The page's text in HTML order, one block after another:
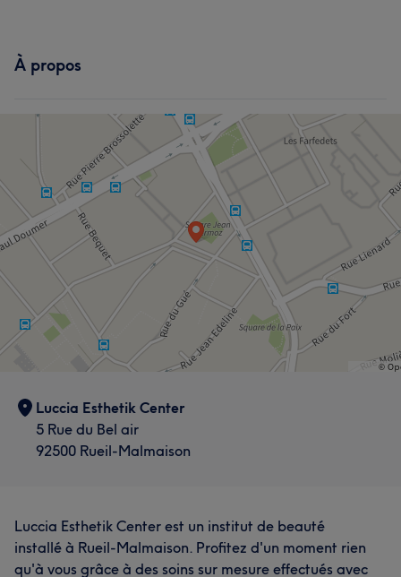
À propos
Luccia Esthetik Center
5 Rue du Bel air
92500 Rueil-Malmaison
Luccia Esthetik Center est un institut de beauté
installé à Rueil-Malmaison. Profitez d'un moment rien
qu'à vous grâce à des soins sur mesure effectués avec